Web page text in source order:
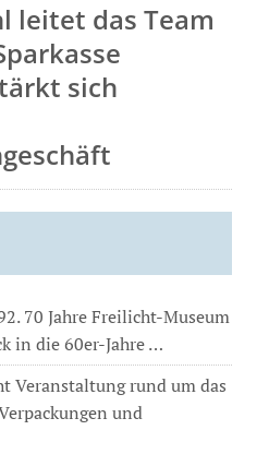
leitet das Team
sich
70 Jahre Freilicht-Museum
in die 60er-Jahre …
Veranstaltung rund um das
und